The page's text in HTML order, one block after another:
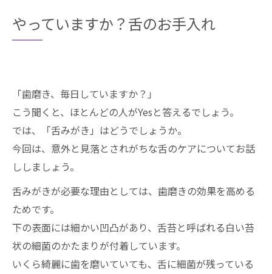
やっていますか？舌のお手入れ
「歯磨き、毎日していますか？」
こう聞くと、ほとんどの人がYesと答えるでしょう。
では、「舌みがき」はどうでしょうか。
今回は、意外と見落とされがちな舌のケアについてお話
ししましょう。
舌みがきが必要な理由としては、歯磨きの効果を高める
ためです。
下の表面には細かい凹凸があり、舌苔と呼ばれる白い苔
状の細菌のかたまりが付着しています。
いくら綺麗に歯を磨いていても、舌に細菌が残っている